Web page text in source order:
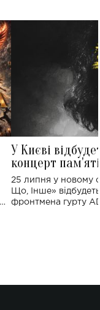
У Києві
концерт
Клименка:
виконають
25 липня у новому
Що, Інше»
фронтмена гурту